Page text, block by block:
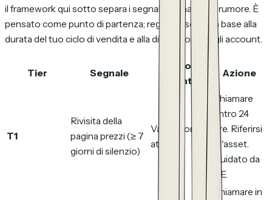
il framework qui sotto separa i segnali azionabili dal rumore. È
pensato come punto di partenza; regola le soglie in base alla
durata del tuo ciclo di vendita e alla dimensione degli account.
Tier Segnale
Livello di
intento
Azione
T1
Rivisita della
pagina prezzi (≥ 7
giorni di silenzio)
Valutazione
attiva
Chiamare
entro 24
ore. Riferirsi
all'asset.
Guidato da
AE.
Chiamare in